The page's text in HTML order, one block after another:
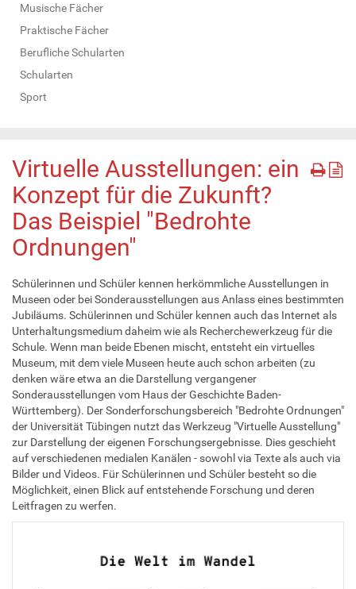
Musische Fächer
Praktische Fächer
Berufliche Schularten
Schularten
Sport
Virtuelle Ausstellungen: ein
Konzept für die Zukunft?
Das Beispiel "Bedrohte
Ordnungen"
Schülerinnen und Schüler kennen herkömmliche Ausstellungen in
Museen oder bei Sonderausstellungen aus Anlass eines bestimmten
Jubiläums. Schülerinnen und Schüler kennen auch das Internet als
Unterhaltungsmedium daheim wie als Recherchewerkzeug für die
Schule. Wenn man beide Ebenen mischt, entsteht ein virtuelles
Museum, mit dem viele Museen heute auch schon arbeiten (zu
denken wäre etwa an die Darstellung vergangener
Sonderausstellungen vom Haus der Geschichte Baden-
Württemberg). Der Sonderforschungsbereich "Bedrohte Ordnungen"
der Universität Tübingen nutzt das Werkzeug "Virtuelle Ausstellung"
zur Darstellung der eigenen Forschungsergebnisse. Dies geschieht
auf verschiedenen medialen Kanälen - sowohl via Texte als auch via
Bilder und Videos. Für Schülerinnen und Schüler besteht so die
Möglichkeit, einen Blick auf entstehende Forschung und deren
Leitfragen zu werfen.